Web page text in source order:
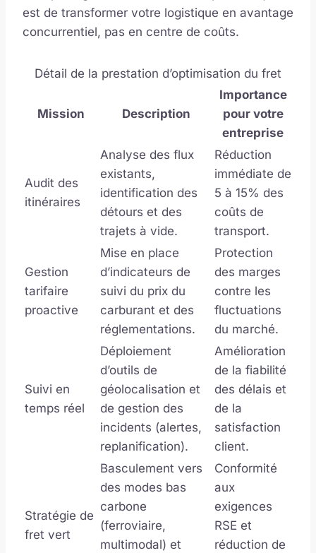
est de transformer votre logistique en avantage
concurrentiel, pas en centre de coûts.
Détail de la prestation d’optimisation du fret
Mission Description
Importance
pour votre
entreprise
Audit des
itinéraires
Analyse des flux
existants,
identification des
détours et des
trajets à vide.
Réduction
immédiate de
5 à 15% des
coûts de
transport.
Gestion
tarifaire
proactive
Mise en place
d’indicateurs de
suivi du prix du
carburant et des
réglementations.
Protection
des marges
contre les
fluctuations
du marché.
Suivi en
temps réel
Déploiement
d’outils de
géolocalisation et
de gestion des
incidents (alertes,
replanification).
Amélioration
de la fiabilité
des délais et
de la
satisfaction
client.
Stratégie de
fret vert
Basculement vers
des modes bas
carbone
(ferroviaire,
multimodal) et
Conformité
aux
exigences
RSE et
réduction de